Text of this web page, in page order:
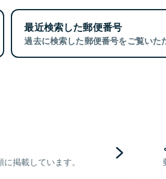
最近検索した郵便番号
過去に検索した郵便番号をご覧いた
掲載しています。